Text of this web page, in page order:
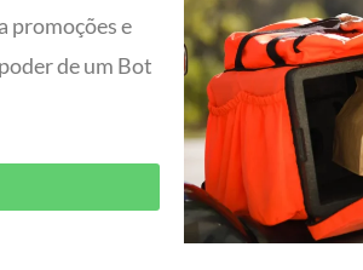
promoções e
de um Bot